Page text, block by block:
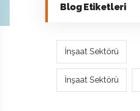
Blog Etiketleri
İnşaat Sektörü
İnşaat Sektörü